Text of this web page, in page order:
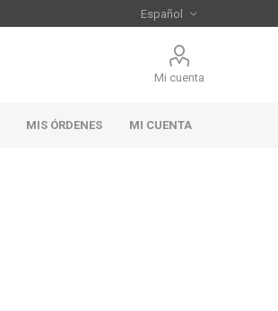
Mi cuenta
MIS ÓRDENES MI CUENTA